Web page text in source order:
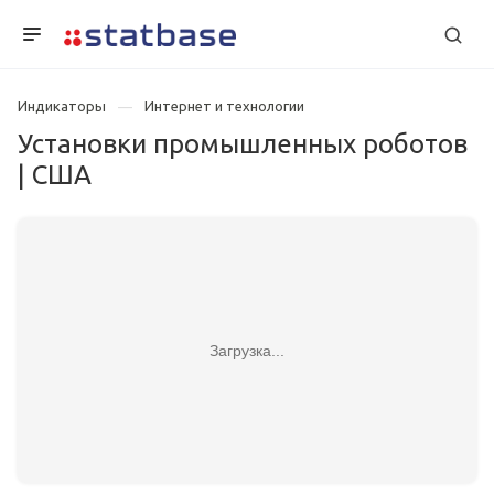
Индикаторы Интернет и технологии
Установки промышленных роботов
| США
Загрузка...